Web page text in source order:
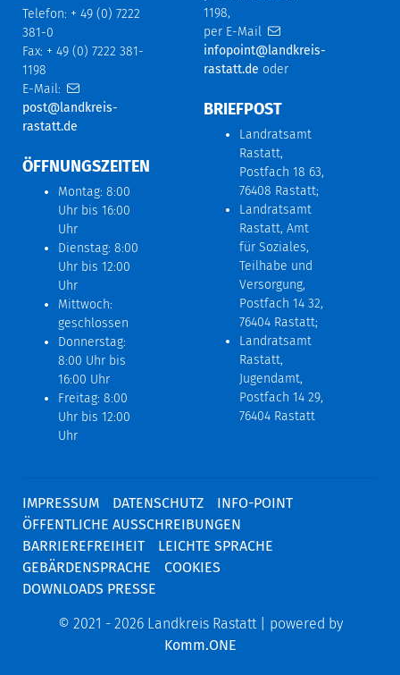
Telefon: + 49 (0) 7222
381-0
Fax: + 49 (0) 7222 381-
1198
E-Mail:
post@landkreis-
rastatt.de
ÖFFNUNGSZEITEN
Montag: 8:00
Uhr bis 16:00
Uhr
Dienstag: 8:00
Uhr bis 12:00
Uhr
Mittwoch:
geschlossen
Donnerstag:
8:00 Uhr bis
16:00 Uhr
Freitag: 8:00
Uhr bis 12:00
Uhr
1198,
per E-Mail
infopoint@landkreis-
rastatt.de oder
BRIEFPOST
Landratsamt
Rastatt,
Postfach 18 63,
76408 Rastatt;
Landratsamt
Rastatt, Amt
für Soziales,
Teilhabe und
Versorgung,
Postfach 14 32,
76404 Rastatt;
Landratsamt
Rastatt,
Jugendamt,
Postfach 14 29,
76404 Rastatt
IMPRESSUM DATENSCHUTZ
INFO-POINT
ÖFFENTLICHE AUSSCHREIBUNGEN
BARRIEREFREIHEIT
LEICHTE SPRACHE
GEBÄRDENSPRACHE
COOKIES
DOWNLOADS PRESSE
© 2021 - 2026 Landkreis Rastatt | powered by
Komm.ONE